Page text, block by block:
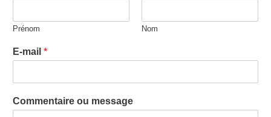
Prénom Nom
E-mail *
Commentaire ou message